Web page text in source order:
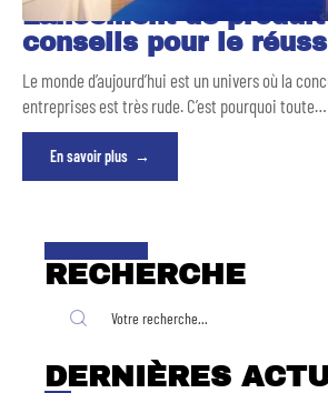
Lancement de
conseils pour le
Le monde d’aujourd’hui est un univers où la
entreprises est très rude. C’est pourquoi toute…
En savoir plus
RECHERCHE
DERNIÈRES